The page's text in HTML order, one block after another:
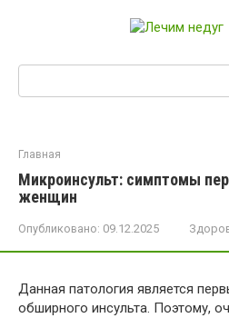
Главная
Микроинсульт: симптомы
женщин
Опубликовано: 09.12.2025
Данная патология является
обширного инсульта. Поэтому,